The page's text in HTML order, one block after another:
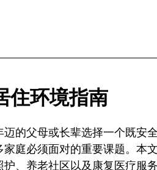
住环境指南
的父母或长辈选择一个既安
庭必须面对的重要课题。本
、养老社区以及康复医疗服